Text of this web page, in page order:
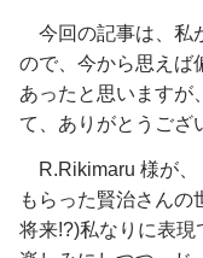
今回の記事は、私
ので、今から思えば
あったと思いますが
て、ありがとうござ
R.Rikimaru 様が、
もらった賢治さん
将来!?)私なりに表